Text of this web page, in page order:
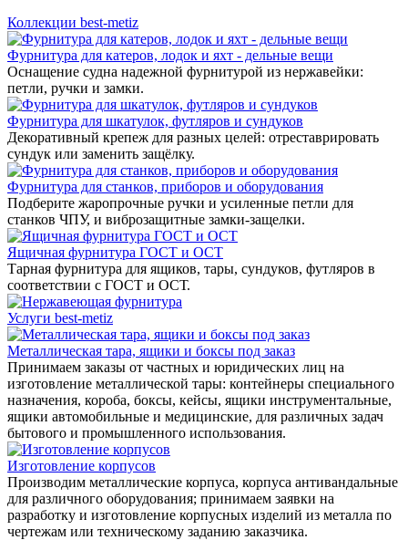
Коллекции best-metiz
Фурнитура для катеров, лодок и яхт - дельные вещи
Оснащение судна надежной фурнитурой из нержавейки:
петли, ручки и замки.
Фурнитура для шкатулок, футляров и сундуков
Декоративный крепеж для разных целей: отреставрировать
сундук или заменить защёлку.
Фурнитура для станков, приборов и оборудования
Подберите жаропрочные ручки и усиленные петли для
станков ЧПУ, и виброзащитные замки-защелки.
Ящичная фурнитура ГОСТ и ОСТ
Тарная фурнитура для ящиков, тары, сундуков, футляров в
соответствии с ГОСТ и ОСТ.
Услуги best-metiz
Металлическая тара, ящики и боксы под заказ
Принимаем заказы от частных и юридических лиц на
изготовление металлической тары: контейнеры специального
назначения, короба, боксы, кейсы, ящики инструментальные,
ящики автомобильные и медицинские, для различных задач
бытового и промышленного использования.
Изготовление корпусов
Производим металлические корпуса, корпуса антивандальные
для различного оборудования; принимаем заявки на
разработку и изготовление корпусных изделий из металла по
чертежам или техническому заданию заказчика.